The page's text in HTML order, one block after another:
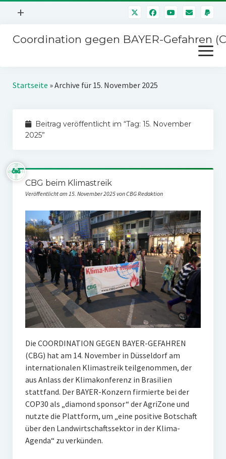
Menü
+
Mitmachen
Impressum
Coordination gegen BAYER-Gefahren
Menü
öffnen
Kampagnen
Stichwort BAYER
SPENDEN
Startseite »Archive für 15. November 2025
Beitrag veröffentlicht im “Tag: 15. November
2025”
CBG beim Klimastreik
Veröffentlicht am 15. November 2025 von CBG Redaktion
Die COORDINATION GEGEN BAYER-GEFAHREN
(CBG) hat am 14. November in Düsseldorf am
internationalen Klimastreik teilgenommen, der
aus Anlass der Klimakonferenz in Brasilien
stattfand. Der BAYER-Konzern firmierte bei der
COP30 als „diamond sponsor“ der AgriZone und
nutzte die Plattform, um „eine positive Botschaft
über den Landwirtschaftssektor in der Klima-
Agenda“ zu verkünden.